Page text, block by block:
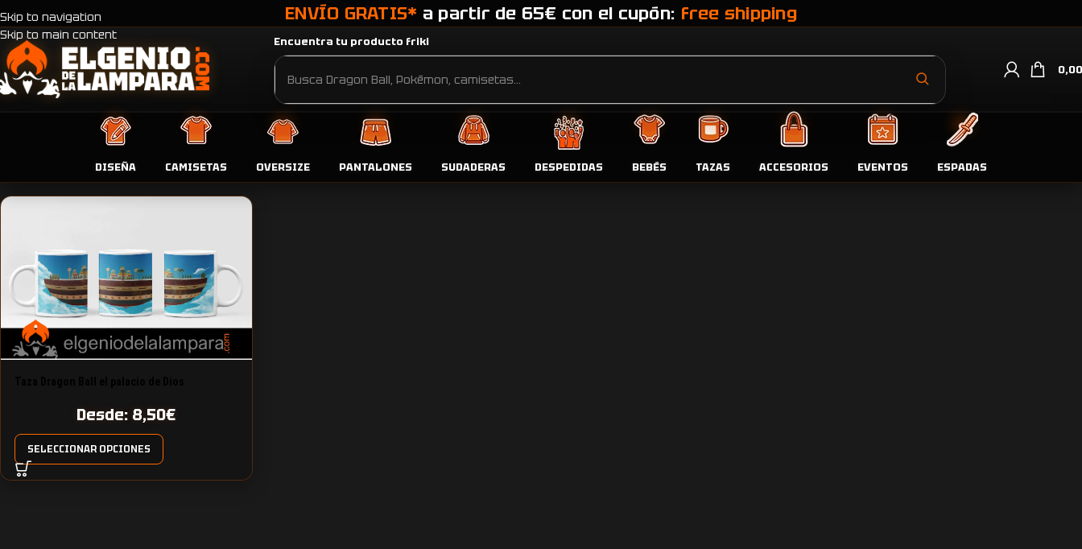
Skip to navigation
Skip to main content
ENVÍO GRATIS* a partir de 65€ con el cupón: free shipping
Encuentra tu producto friki
0,00
DISEÑA CAMISETAS OVERSIZE PANTALONES SUDADERAS DESPEDIDAS BEBÉS TAZAS ACCESORIOS EVENTOS ESPADAS
Productos etiquetados “Taza Dragon Ball el palacio de Dios” Productos por página 24 36
Desde: 8,50€
SELECCIONAR OPCIONES